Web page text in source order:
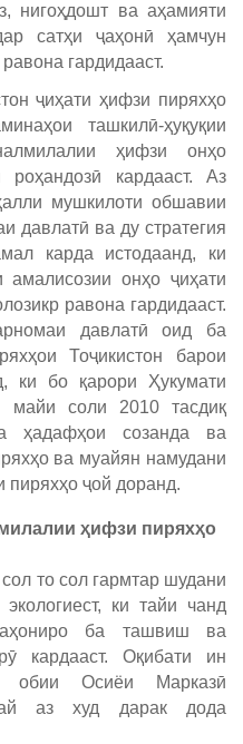
нигоҳдошт ва аҳамияти
сатҳи ҷаҳонӣ ҳамчун
гардидааст.
ҷиҳати ҳифзи пиряхҳо
ташкилӣ-ҳуқуқии
ҳифзи онҳо
кардааст. Аз
мушкилоти обшавии
давлатӣ ва ду стратегия
карда истодаанд, ки
онҳо ҷиҳати
равона гардидааст.
давлатӣ оид ба
Тоҷикистон барои
ки бо қарори Ҳукумати
майи соли 2010 тасдиқ
ҳадафҳои созанда ва
ва муайян намудани
пиряхҳо ҷой доранд.
ҳифзи пиряхҳо
то сол гармтар шудани
ки тайи чанд
ба ташвиш ва
кардааст. Оқибати ин
обии Осиёи Марказӣ
аз худ дарак дода